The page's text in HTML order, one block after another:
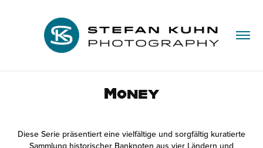
Money
Diese Serie präsentiert eine vielfältige und sorgfältig kuratierte
Sammlung historischer Banknoten aus vier Ländern und